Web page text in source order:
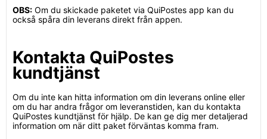
OBS: Om du skickade paketet via QuiPostes app kan du
också spåra din leverans direkt från appen.
Kontakta QuiPostes
kundtjänst
Om du inte kan hitta information om din leverans online eller
om du har andra frågor om leveranstiden, kan du kontakta
QuiPostes kundtjänst för hjälp. De kan ge dig mer detaljerad
information om när ditt paket förväntas komma fram.